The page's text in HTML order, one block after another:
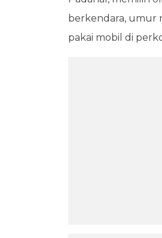
berkendara, umur
pakai mobil di